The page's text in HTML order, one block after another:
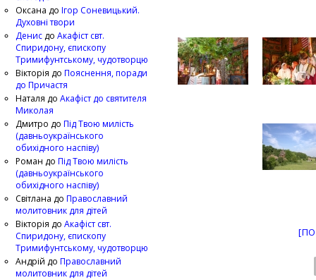
Оксана до Ігор Соневицький.
Духовні твори
Денис до Акафіст свт.
Спиридону, єпископу
Тримифунтському, чудотворцю
Вікторія до Пояснення, поради
до Причастя
Наталя до Акафіст до святителя
Миколая
Дмитро до Під Твою милість
(давньоукраїнського
обихідного наспіву)
Роман до Під Твою милість
(давньоукраїнського
обихідного наспіву)
Світлана до Православний
молитовник для дітей
Вікторія до Акафіст свт.
Спиридону, єпископу
Тримифунтському, чудотворцю
Андрій до Православний
молитовник для дітей